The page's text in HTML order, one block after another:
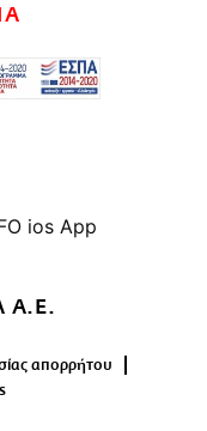
Α.Ε.
απορρήτου